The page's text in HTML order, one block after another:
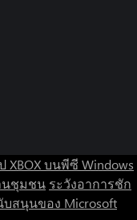
XBOX บนพีซี Windows
นชุมชน ระวังอาการชัก
บสนุนของ Microsoft